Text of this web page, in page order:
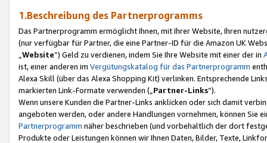
1.Beschreibung des Partnerprogramms
Das Partnerprogramm ermöglicht Ihnen, mit Ihrer Website, Ihren
(nur verfügbar für Partner, die eine Partner-ID für die Amazon UK
Website“) Geld zu verdienen, indem Sie Ihre Website mit einer der in
ist, einer anderen im Vergütungskatalog für das Partnerprogramm
Alexa Skill (über das Alexa Shopping Kit) verlinken. Entsprechende
markierten Link-Formate verwenden („ Partner-Links“).
Wenn unsere Kunden die Partner-Links anklicken oder sich damit
angeboten werden, oder andere Handlungen vornehmen, können Sie
Partnerprogramm näher beschrieben (und vorbehaltlich der dort
Produkte oder Leistungen können wir Ihnen Daten, Bilder, Texte,